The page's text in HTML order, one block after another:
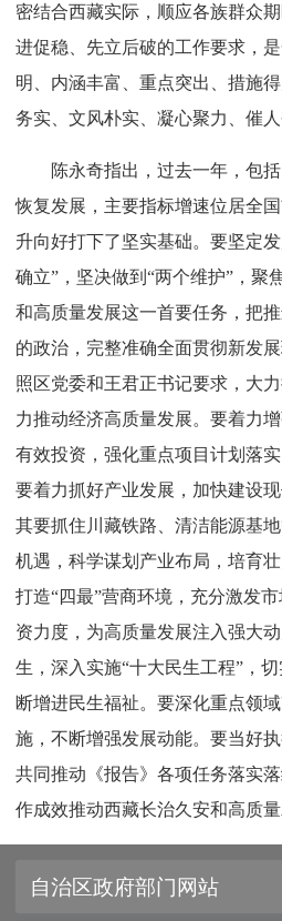
密结合西藏实际，顺应各族群众
进促稳、先立后破的工作要求，
明、内涵丰富、重点突出、措施
务实、文风朴实、凝心聚力、催人
陈永奇指出，过去一年，包
恢复发展，主要指标增速位居全
升向好打下了坚实基础。要坚定
确立”，坚决做到“两个维护”，聚
和高质量发展这一首要任务，把
的政治，完整准确全面贯彻新发
照区党委和王君正书记要求，大
力推动经济高质量发展。要着力
有效投资，强化重点项目计划落
要着力抓好产业发展，加快建设
其要抓住川藏铁路、清洁能源基
机遇，科学谋划产业布局，培育
打造“四最”营商环境，充分激发
资力度，为高质量发展注入强大
生，深入实施“十大民生工程”，
断增进民生福祉。要深化重点领
施，不断增强发展动能。要当好
共同推动《报告》各项任务落实
作成效推动西藏长治久安和高质量
自治区政府部门网站